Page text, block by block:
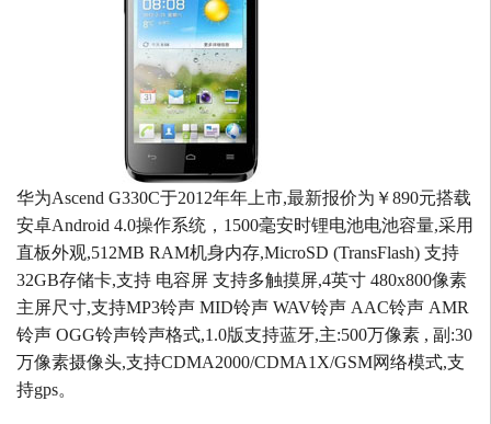
华为Ascend G330C于2012年年上市,最新报价为￥890元搭载
安卓Android 4.0操作系统，1500毫安时锂电池电池容量,采用
直板外观,512MB RAM机身内存,MicroSD (TransFlash) 支持
32GB存储卡,支持 电容屏 支持多触摸屏,4英寸 480x800像素
主屏尺寸,支持MP3铃声 MID铃声 WAV铃声 AAC铃声 AMR
铃声 OGG铃声铃声格式,1.0版支持蓝牙,主:500万像素 , 副:30
万像素摄像头,支持CDMA2000/CDMA1X/GSM网络模式,支
持gps。